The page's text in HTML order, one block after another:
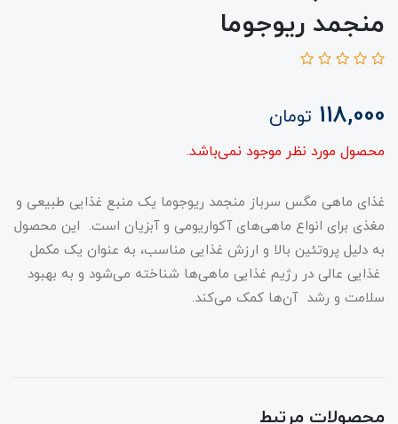
منجمد ریوجوما
118,000 تومان
محصول مورد نظر موجود نمی‌باشد.
غذای ماهی مگس سرباز منجمد ریوجوما یک منبع غذایی طبیعی و
مغذی برای انواع ماهی‌های آکواریومی و آبزیان است. این محصول
به دلیل پروتئین بالا و ارزش غذایی مناسب، به عنوان یک مکمل
غذایی عالی در رژیم غذایی ماهی‌ها شناخته می‌شود و به بهبود
سلامت و رشد آن‌ها کمک می‌کند.
محصولات مرتبط